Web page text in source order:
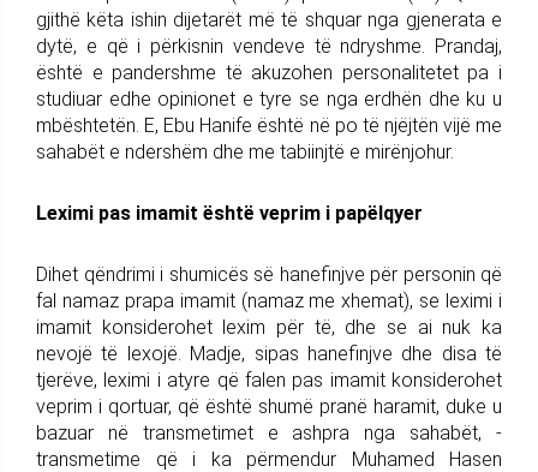
gjithë këta ishin dijetarët më të shquar nga gjenerata e
dytë, e që i përkisnin vendeve të ndryshme. Prandaj,
është e pandershme të akuzohen personalitetet pa i
studiuar edhe opinionet e tyre se nga erdhën dhe ku u
mbështetën. E, Ebu Hanife është në po të njëjtën vijë me
sahabët e ndershëm dhe me tabiinjtë e mirënjohur.
Leximi pas imamit është veprim i papëlqyer
Dihet qëndrimi i shumicës së hanefinjve për personin që
fal namaz prapa imamit (namaz me xhemat), se leximi i
imamit konsiderohet lexim për të, dhe se ai nuk ka
nevojë të lexojë. Madje, sipas hanefinjve dhe disa të
tjerëve, leximi i atyre që falen pas imamit konsiderohet
veprim i qortuar, që është shumë pranë haramit, duke u
bazuar në transmetimet e ashpra nga sahabët, -
transmetime që i ka përmendur Muhamed Hasen